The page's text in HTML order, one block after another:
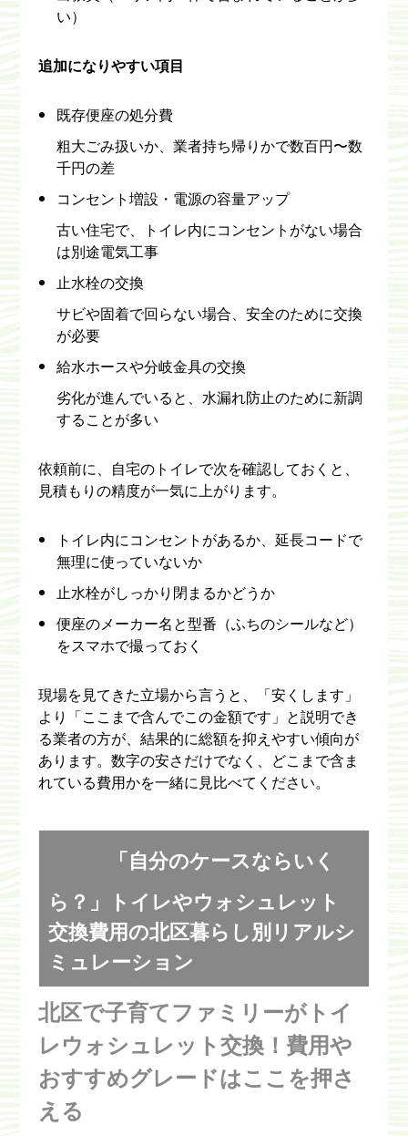
い）
追加になりやすい項目
既存便座の処分費
粗大ごみ扱いか、業者持ち帰りかで数百円〜数
千円の差
コンセント増設・電源の容量アップ
古い住宅で、トイレ内にコンセントがない場合
は別途電気工事
止水栓の交換
サビや固着で回らない場合、安全のために交換
が必要
給水ホースや分岐金具の交換
劣化が進んでいると、水漏れ防止のために新調
することが多い
依頼前に、自宅のトイレで次を確認しておくと、
見積もりの精度が一気に上がります。
トイレ内にコンセントがあるか、延長コードで
無理に使っていないか
止水栓がしっかり閉まるかどうか
便座のメーカー名と型番（ふちのシールなど）
をスマホで撮っておく
現場を見てきた立場から言うと、「安くします」
より「ここまで含んでこの金額です」と説明でき
る業者の方が、結果的に総額を抑えやすい傾向が
あります。数字の安さだけでなく、どこまで含ま
れている費用かを一緒に見比べてください。
「自分のケースならいく
ら？」トイレやウォシュレット
交換費用の北区暮らし別リアルシ
ミュレーション
北区で子育てファミリーがトイ
レウォシュレット交換！費用や
おすすめグレードはここを押さ
える